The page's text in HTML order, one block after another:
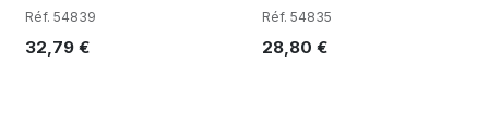
Réf. 54839
32,79 €
Réf. 54835
28,80 €